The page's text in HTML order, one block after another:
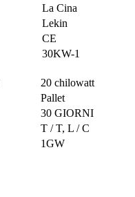
La Cina
Lekin
CE
30KW-1
20 chilowatt
Pallet
30 GIORNI
T / T, L / C
1GW